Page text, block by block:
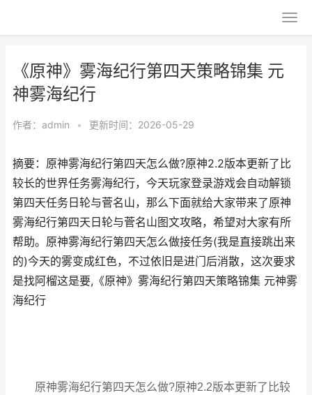
《原神》雾海纪行第四天策略锦集 元
神雾海纪行
作者： admin • 更新时间：2026-05-29
摘要：原神雾海纪行第四天怎么做?原神2.2版本更新了比
较长的世界任务雾海纪行，今天玩家登录游戏会自动解锁
第四天任务日轮与菅名山，那么下面就给大家带来了原神
雾海纪行第四天日轮与菅名山图文攻略，希望对大家有所
帮助。原神雾海纪行第四天怎么做接任务(我是直接跳出来
的)今天的雾变成红色，不过依旧是进门后消散，这次要求
是找阿榴这是要,《原神》雾海纪行第四天策略锦集 元神雾
海纪行
原神雾海纪行第四天怎么做?原神2.2版本更新了比较